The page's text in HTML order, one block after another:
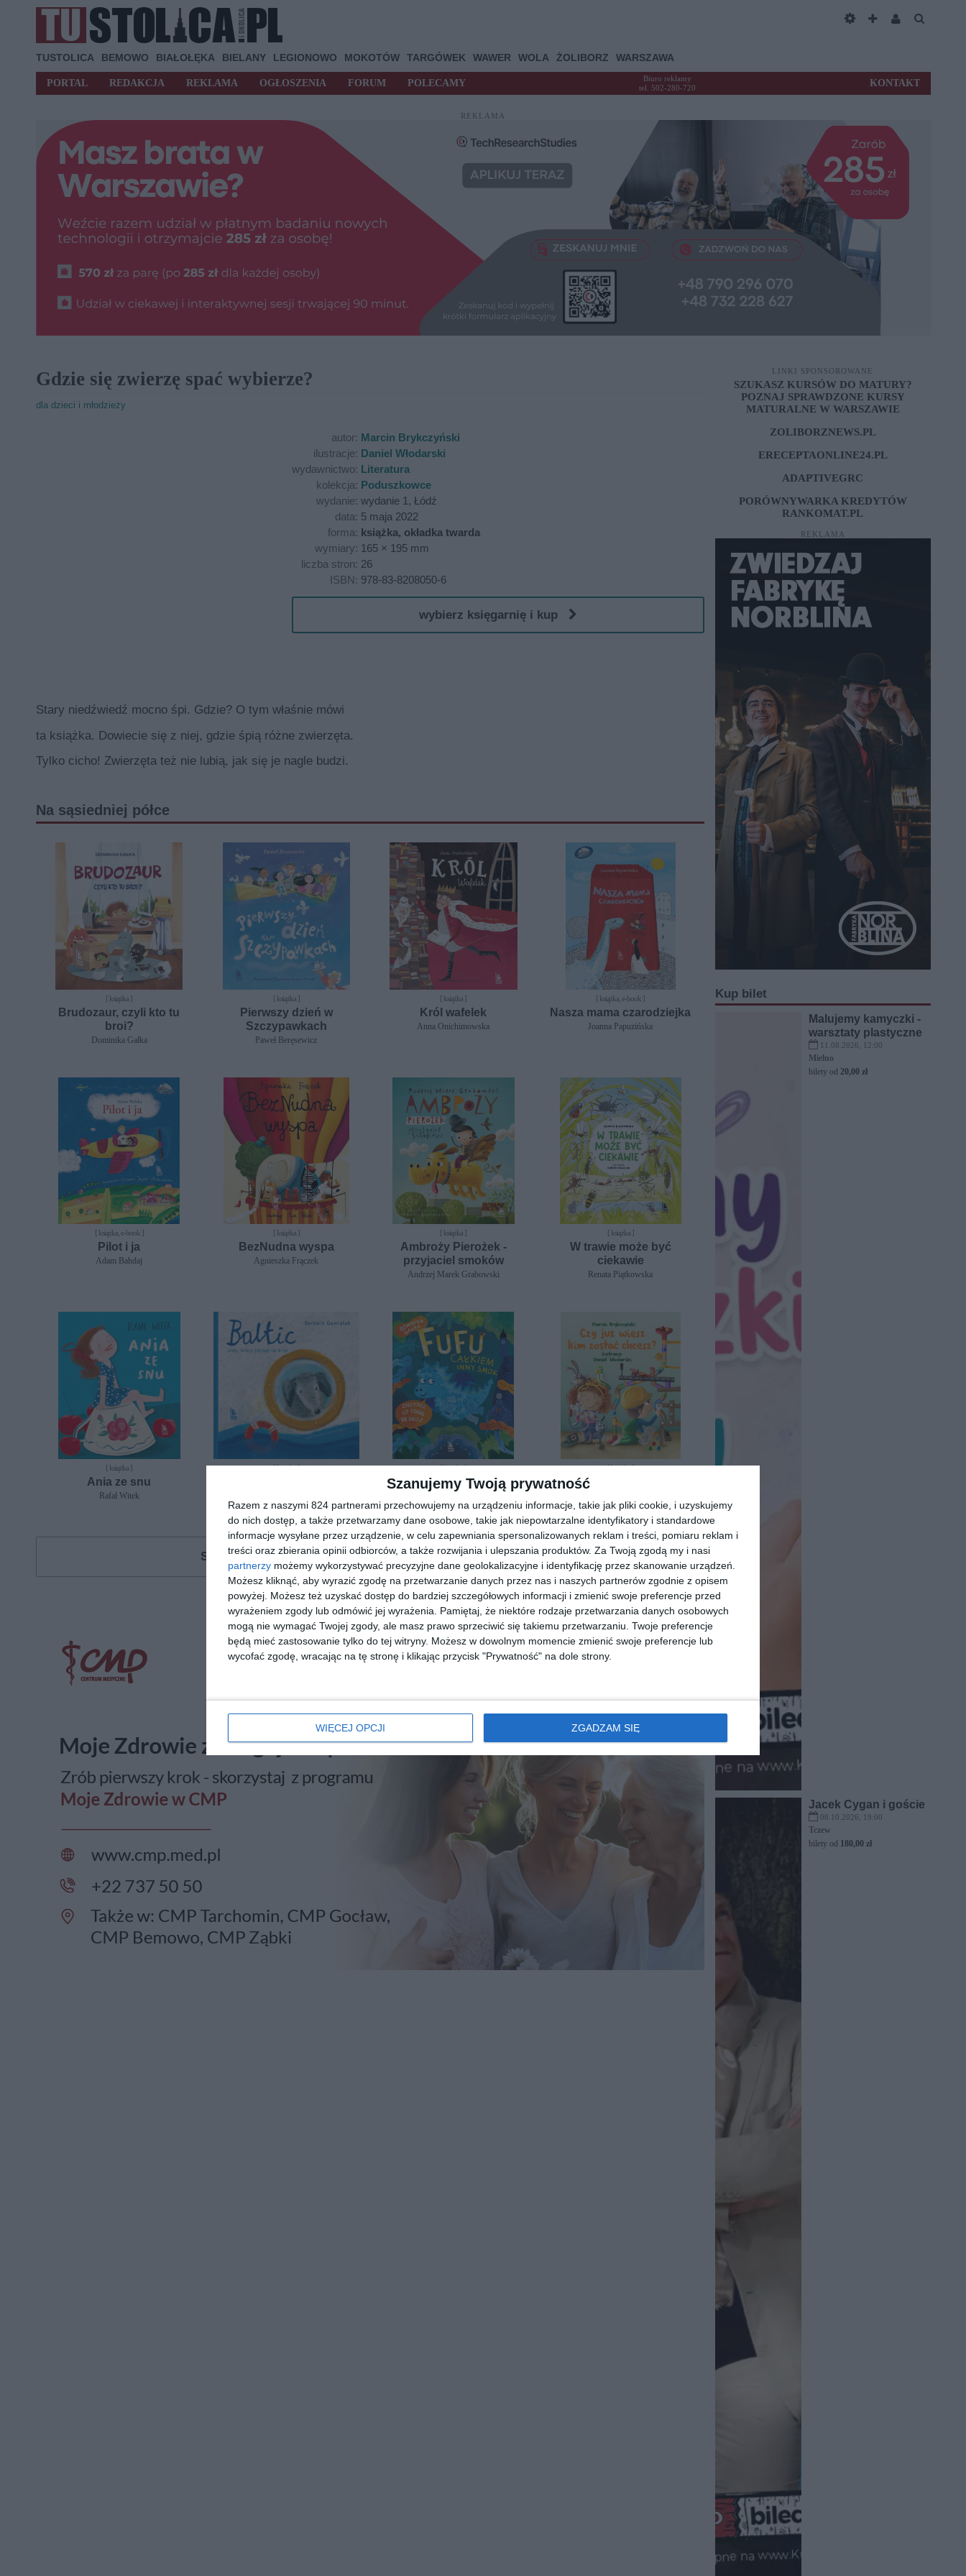
Szanujemy Twoją prywatność
Razem z naszymi 824 partnerami przechowujemy na urządzeniu informacje, takie jak pliki cookie, i uzyskujemy
do nich dostęp, a także przetwarzamy dane osobowe, takie jak niepowtarzalne identyfikatory i standardowe
informacje wysyłane przez urządzenie, w celu zapewniania spersonalizowanych reklam i treści, pomiaru reklam i
treści oraz zbierania opinii odbiorców, a także rozwijania i ulepszania produktów. Za Twoją zgodą my i nasi
partnerzy możemy wykorzystywać precyzyjne dane geolokalizacyjne i identyfikację przez skanowanie urządzeń.
Możesz kliknąć, aby wyrazić zgodę na przetwarzanie danych przez nas i naszych partnerów zgodnie z opisem
powyżej. Możesz też uzyskać dostęp do bardziej szczegółowych informacji i zmienić swoje preferencje przed
wyrażeniem zgody lub odmówić jej wyrażenia.
Pamiętaj, że niektóre rodzaje przetwarzania danych osobowych
mogą nie wymagać Twojej zgody, ale masz prawo sprzeciwić się takiemu przetwarzaniu. Twoje preferencje
będą mieć zastosowanie tylko do tej witryny. Możesz w dowolnym momencie zmienić swoje preferencje lub
wycofać zgodę, wracając na tę stronę i klikając przycisk "Prywatność" na dole strony.
WIĘCEJ OPCJI ZGADZAM SIĘ
TUSTOLICA BEMOWO BIAŁOŁĘKA BIELANY LEGIONOWO MOKOTÓW TARGÓWEK WAWER WOLA ŻOLIBORZ WARSZAWA
PORTAL REDAKCJA REKLAMA OGŁOSZENIA FORUM POLECAMY
Biuro reklamy
tel. 502-280-720
KONTAKT
REKLAMA
Gdzie się zwierzę spać wybierze?
dla dzieci i młodzieży
autor: Marcin Brykczyński
ilustracje: Daniel Włodarski
wydawnictwo: Literatura
kolekcja: Poduszkowce
wydanie: wydanie 1, Łódź
data: 5 maja 2022
forma: książka, okładka twarda
wymiary: 165 × 195 mm
liczba stron: 26
ISBN: 978-83-8208050-6
wybierz księgarnię i kup
Stary niedźwiedź mocno śpi. Gdzie? O tym właśnie mówi
ta książka. Dowiecie się z niej, gdzie śpią różne zwierzęta.
Tylko cicho! Zwierzęta też nie lubią, jak się je nagle budzi.
Na sąsiedniej półce
[ książka ]
Brudozaur, czyli kto tu
broi?
Dominika Gałka
[ książka ]
Pierwszy dzień w
Szczypawkach
Paweł Beręsewicz
[ książka ]
Król wafelek
Anna Onichimowska
[ książka, e-book ]
Nasza mama czarodziejka
Joanna Papuzińska
[ książka, e-book ]
Pilot i ja
Adam Bahdaj
[ książka ]
BezNudna wyspa
Agnieszka Frączek
[ książka ]
Ambroży Pierożek -
przyjaciel smoków
Andrzej Marek Grabowski
[ książka ]
W trawie może być
ciekawie
Renata Piątkowska
[ książka ]
Ania ze snu
Rafał Witek
[ książka ]
Barbara Gawryluk
[ książka ]
Fufu. Całkiem inny smok
[ książka ]
Czy już wiesz kim zostać
Marcin Brykczyński
Szukasz książki, audiobooka?Skorzystaj z wyszukiwarki
REKLAMA
LINKI SPONSOROWANE
SZUKASZ KURSÓW DO MATURY?
POZNAJ SPRAWDZONE KURSY
MATURALNE W WARSZAWIE
ZOLIBORZNEWS.PL
ERECEPTAONLINE24.PL
ADAPTIVEGRC
PORÓWNYWARKA KREDYTÓW
RANKOMAT.PL
REKLAMA
Kup bilet
Malujemy kamyczki -
warsztaty plastyczne
11.08.2026, 12:00
Mielno
bilety od 20,00 zł
Jacek Cygan i goście
08.10.2026, 19:00
Tczew
bilety od 180,00 zł